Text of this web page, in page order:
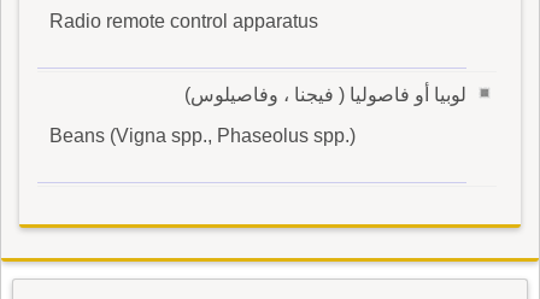
Radio remote control apparatus
لوبيا أو فاصوليا ( فيجنا ، وفاصيلوس)
Beans (Vigna spp., Phaseolus spp.)